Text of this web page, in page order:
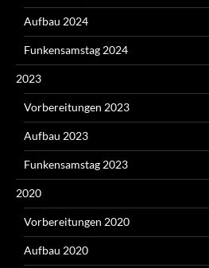
Aufbau 2024
Funkensamstag 2024
2023
Vorbereitungen 2023
Aufbau 2023
Funkensamstag 2023
2020
Vorbereitungen 2020
Aufbau 2020